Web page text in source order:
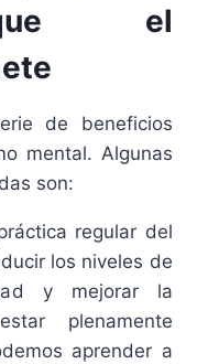
que el
de beneficios
mental. Algunas
son:
regular del
los niveles de
y mejorar la
plenamente
aprender a